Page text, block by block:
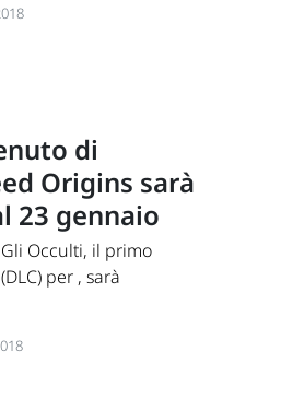
di
Origins sarà
23 gennaio
Occulti, il primo
per , sarà